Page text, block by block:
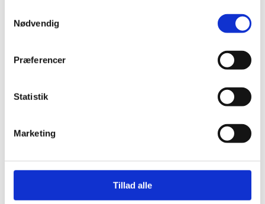
Nødvendig
Præferencer
Statistik
Marketing
Tillad alle
Bliv en del af Korphus !